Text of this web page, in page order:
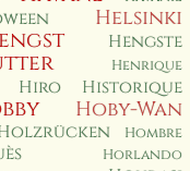
Helsinki
Hengste
Henrique
Hiro Historique
Hoby-Wan
Hombre
Horlando